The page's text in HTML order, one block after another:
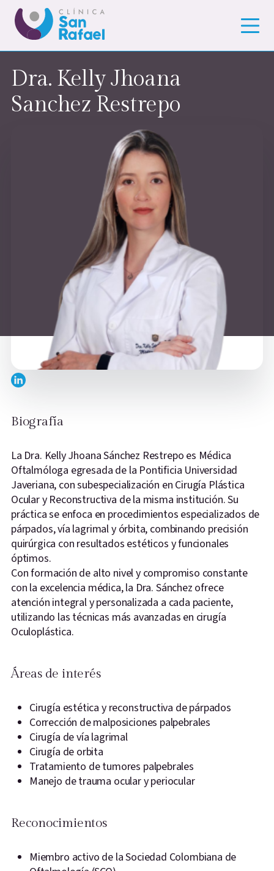
Dra. Kelly Jhoana
Sanchez Restrepo
Biografía
La Dra. Kelly Jhoana Sánchez Restrepo es Médica
Oftalmóloga egresada de la Pontificia Universidad
Javeriana, con subespecialización en Cirugía Plástica
Ocular y Reconstructiva de la misma institución. Su
práctica se enfoca en procedimientos especializados de
párpados, vía lagrimal y órbita, combinando precisión
quirúrgica con resultados estéticos y funcionales
óptimos.
Con formación de alto nivel y compromiso constante
con la excelencia médica, la Dra. Sánchez ofrece
atención integral y personalizada a cada paciente,
utilizando las técnicas más avanzadas en cirugía
Oculoplástica.
Áreas de interés
Cirugía estética y reconstructiva de párpados
Corrección de malposiciones palpebrales
Cirugía de vía lagrimal
Cirugía de orbita
Tratamiento de tumores palpebrales
Manejo de trauma ocular y periocular
Reconocimientos
Miembro activo de la Sociedad Colombiana de